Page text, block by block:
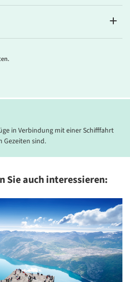
und eine Sauna. Alle Zimmer sind
in Verbindung mit einer Schifffahrt
Gezeiten sind.
Sie auch interessieren: